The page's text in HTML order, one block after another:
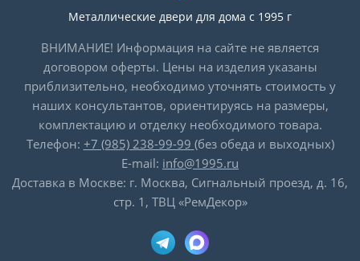
Металлические двери для дома с 1995 г
ВНИМАНИЕ! Информация на сайте не является
договором оферты. Цены на изделия указаны
приблизительно, необходимо уточнять стоимость у
наших консультантов, ориентируясь на размеры,
комплектацию и отделку необходимого товара.
Телефон: +7 (985) 238-99-99 (без обеда и выходных)
E-mail: info@1995.ru
Доставка в Москве: г. Москва, Сигнальный проезд, д. 16,
стр. 1, ТВЦ «РемДекор»